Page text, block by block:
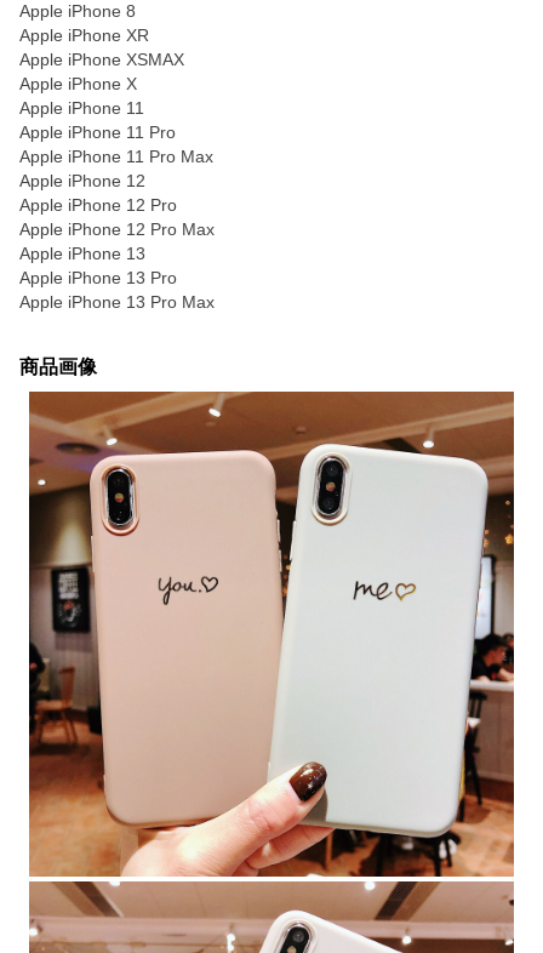
Apple iPhone 8
Apple iPhone XR
Apple iPhone XSMAX
Apple iPhone X
Apple iPhone 11
Apple iPhone 11 Pro
Apple iPhone 11 Pro Max
Apple iPhone 12
Apple iPhone 12 Pro
Apple iPhone 12 Pro Max
Apple iPhone 13
Apple iPhone 13 Pro
Apple iPhone 13 Pro Max
商品画像